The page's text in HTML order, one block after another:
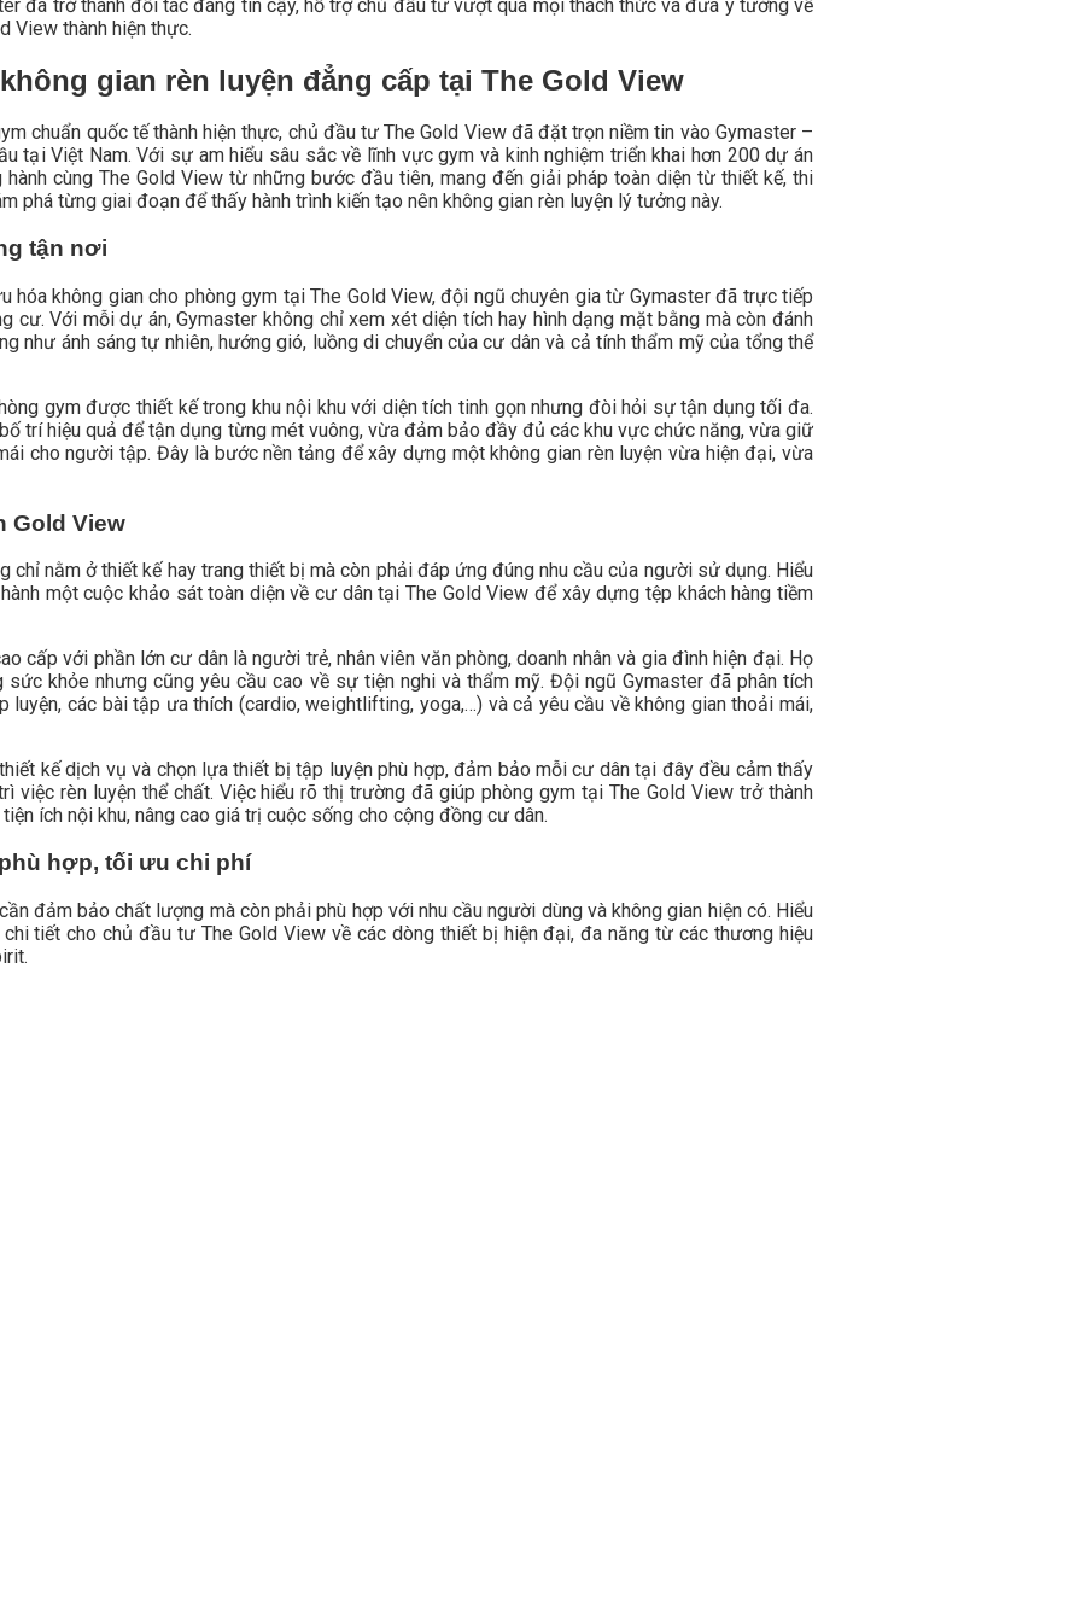
đã trở thành đối tác đáng tin cậy, hỗ trợ chủ đầu tư vượt qua mọi thách thức và đưa ý tưởng về
View thành hiện thực.
gian rèn luyện đẳng cấp tại The Gold View
chuẩn quốc tế thành hiện thực, chủ đầu tư The Gold View đã đặt trọn niềm tin vào Gymaster –
tại Việt Nam. Với sự am hiểu sâu sắc về lĩnh vực gym và kinh nghiệm triển khai hơn 200 dự án
cùng The Gold View từ những bước đầu tiên, mang đến giải pháp toàn diện từ thiết kế, thi
phá từng giai đoạn để thấy hành trình kiến tạo nên không gian rèn luyện lý tưởng này.
tận nơi
không gian cho phòng gym tại The Gold View, đội ngũ chuyên gia từ Gymaster đã trực tiếp
cư. Với mỗi dự án, Gymaster không chỉ xem xét diện tích hay hình dạng mặt bằng mà còn đánh
như ánh sáng tự nhiên, hướng gió, luồng di chuyển của cư dân và cả tính thẩm mỹ của tổng thể
gym được thiết kế trong khu nội khu với diện tích tinh gọn nhưng đòi hỏi sự tận dụng tối đa.
trí hiệu quả để tận dụng từng mét vuông, vừa đảm bảo đầy đủ các khu vực chức năng, vừa giữ
cho người tập. Đây là bước nền tảng để xây dựng một không gian rèn luyện vừa hiện đại, vừa
Gold View
chỉ nằm ở thiết kế hay trang thiết bị mà còn phải đáp ứng đúng nhu cầu của người sử dụng. Hiểu
một cuộc khảo sát toàn diện về cư dân tại The Gold View để xây dựng tệp khách hàng tiềm
cấp với phần lớn cư dân là người trẻ, nhân viên văn phòng, doanh nhân và gia đình hiện đại. Họ
khỏe nhưng cũng yêu cầu cao về sự tiện nghi và thẩm mỹ. Đội ngũ Gymaster đã phân tích
luyện, các bài tập ưa thích (cardio, weightlifting, yoga,…) và cả yêu cầu về không gian thoải mái,
kế dịch vụ và chọn lựa thiết bị tập luyện phù hợp, đảm bảo mỗi cư dân tại đây đều cảm thấy
việc rèn luyện thể chất. Việc hiểu rõ thị trường đã giúp phòng gym tại The Gold View trở thành
ích nội khu, nâng cao giá trị cuộc sống cho cộng đồng cư dân.
hợp, tối ưu chi phí
đảm bảo chất lượng mà còn phải phù hợp với nhu cầu người dùng và không gian hiện có. Hiểu
tiết cho chủ đầu tư The Gold View về các dòng thiết bị hiện đại, đa năng từ các thương hiệu